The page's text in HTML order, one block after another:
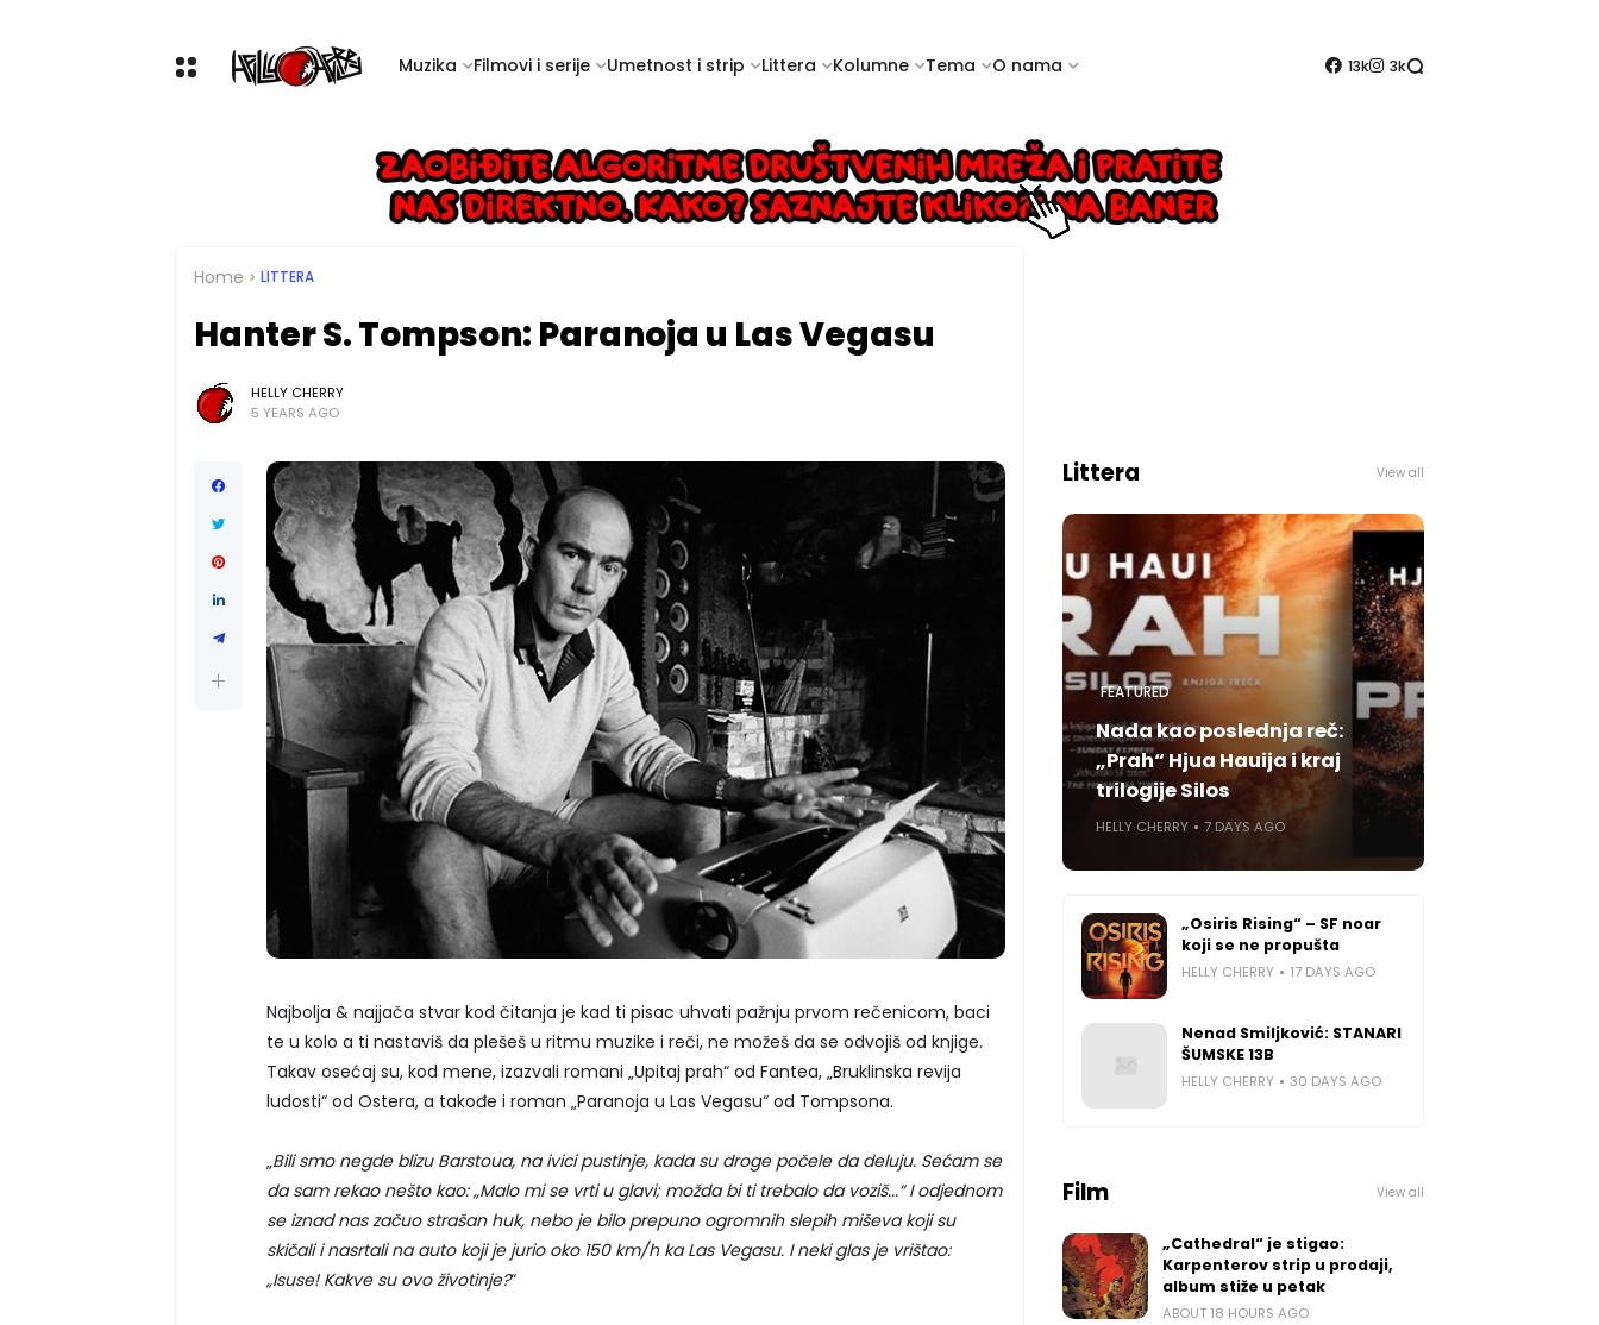
Muzika Filmovi i serije Umetnost i strip Littera Kolumne Tema O nama 13k 3k
Home LITTERA
Hanter S. Tompson: Paranoja u Las Vegasu
HELLY CHERRY
5 YEARS AGO
Najbolja & najjača stvar kod čitanja je kad ti pisac uhvati pažnju prvom rečenicom, baci
te u kolo a ti nastaviš da plešeš u ritmu muzike i reči, ne možeš da se odvojiš od knjige.
Takav osećaj su, kod mene, izazvali romani „Upitaj prah“ od Fantea, „Bruklinska revija
ludosti“ od Ostera, a takođe i roman „Paranoja u Las Vegasu“ od Tompsona.
„Bili smo negde blizu Barstoua, na ivici pustinje, kada su droge počele da deluju. Sećam se
da sam rekao nešto kao: „Malo mi se vrti u glavi; možda bi ti trebalo da voziš...“ I odjednom
se iznad nas začuo strašan huk, nebo je bilo prepuno ogromnih slepih miševa koji su
skičali i nasrtali na auto koji je jurio oko 150 km/h ka Las Vegasu. I neki glas je vrištao:
„Isuse! Kakve su ovo životinje?“
Littera View all
FEATURED
Nada kao poslednja reč:
„Prah“ Hjua Hauija i kraj
trilogije Silos
HELLY CHERRY 7 DAYS AGO
„Osiris Rising“ – SF noar
koji se ne propušta
HELLY CHERRY 17 DAYS AGO
Nenad Smiljković: STANARI
ŠUMSKE 13B
HELLY CHERRY 30 DAYS AGO
Film View all
„Cathedral“ je stigao:
Karpenterov strip u prodaji,
album stiže u petak
ABOUT 18 HOURS AGO